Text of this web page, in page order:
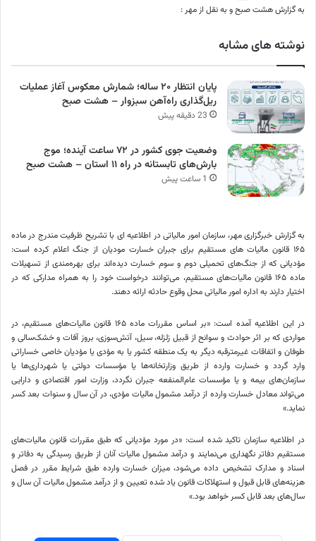
به گزارش هشت صبح و به نقل از مهر :
نوشته های مشابه
پایان انتظار ۲۰ ساله؛ شمارش معکوس آغاز عملیات
ریل‌گذاری راه‌آهن سبزوار – هشت صبح
23 دقیقه پیش
وضعیت جوی کشور در ۷۲ ساعت آینده؛ موج
بارش‌های تابستانه در راه ۱۱ استان – هشت صبح
1 ساعت پیش
به گزارش خبرگزاری مهر، سازمان امور مالیاتی در اطلاعیه ای با تشریح ظرفیت مندرج در ماده
۱۶۵ قانون مالیات های مستقیم برای جبران خسارت مودیان از جنگ اعلام کرده است:
مؤدیانی که از جنگ‌های تحمیلی دوم و سوم خسارت دیده‌اند برای بهره‌مندی از تسهیلات
ماده ۱۶۵ قانون مالیات‌های مستقیم، می‌توانند درخواست خود را به همراه مدارکی که در
اختیار دارند به اداره امور مالیاتی محل وقوع‌ حادثه ارائه دهند.
در این اطلاعیه آمده است: «بر اساس مقررات ماده ۱۶۵ قانون مالیات‌های مستقیم، در
مواردی که بر اثر حوادث و سوانح از قبیل زلزله، سیل، آتش‌سوزی، بروز آفات و خشک‌سالی و
طوفان و اتفاقات غیرمترقبه دیگر به‌ یک منطقه کشور یا به مؤدی یا مؤدیان خاصی خساراتی
وارد گردد و خسارت وارده از طریق وزارتخانه‌ها یا مؤسسات دولتی یا شهرداری‌ها یا
سازمان‌های بیمه و یا مؤسسات عام‌المنفعه جبران نگردد، وزارت امور اقتصادی و دارایی
می‌تواند معادل خسارت وارده از درآمد مشمول مالیات مؤدی، در آن سال و سنوات بعد کسر
نماید.»
در اطلاعیه سازمان تاکید شده است: «در مورد مؤدیانی که طبق مقررات قانون مالیات‌های
مستقیم دفاتر نگهداری می‌نمایند و درآمد مشمول مالیات آنان از طریق رسیدگی به دفاتر و
اسناد و مدارک تشخیص داده می‌شود، میزان خسارت وارده طبق شرایط مقرر در فصل
هزینه‌های قابل قبول و استهلاکات قانون یاد شده تعیین و از درآمد مشمول مالیات آن سال و
سال‌های بعد قابل کسر خواهد بود.»